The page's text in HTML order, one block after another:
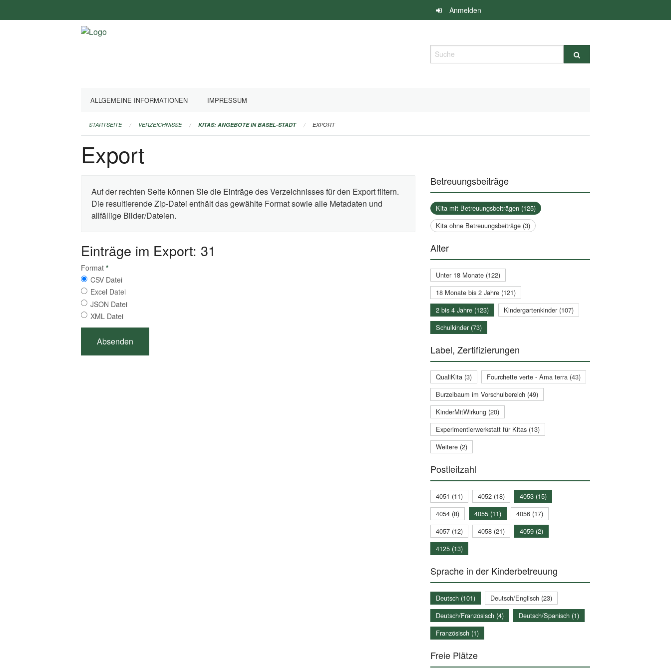
überspringen
Anmelden
Suche
ALLGEMEINE INFORMATIONEN IMPRESSUM
STARTSEITE VERZEICHNISSE KITAS: ANGEBOTE IN BASEL-STADT EXPORT
Export
Auf der rechten Seite können Sie die Einträge des Verzeichnisses für den Export filtern.
Die resultierende Zip-Datei enthält das gewählte Format sowie alle Metadaten und
allfällige Bilder/Dateien.
Einträge im Export: 31
Format *
CSV Datei
Excel Datei
JSON Datei
XML Datei
Betreuungsbeiträge
Kita mit Betreuungsbeiträgen (125)
Kita ohne Betreuungsbeiträge (3)
Alter
Unter 18 Monate (122)
18 Monate bis 2 Jahre (121)
2 bis 4 Jahre (123)
Kindergartenkinder (107)
Schulkinder (73)
Label, Zertifizierungen
QualiKita (3)
Fourchette verte - Ama terra (43)
Burzelbaum im Vorschulbereich (49)
KinderMitWirkung (20)
Experimentierwerkstatt für Kitas (13)
Weitere (2)
Postleitzahl
4051 (11) 4052 (18)
4053 (15)
4054 (8)
4055 (11)
4056 (17)
4057 (12)
4058 (21)
4059 (2)
4125 (13)
Sprache in der Kinderbetreuung
Deutsch (101)
Deutsch/Englisch (23)
Deutsch/Französisch (4)
Deutsch/Spanisch (1)
Französisch (1)
Freie Plätze